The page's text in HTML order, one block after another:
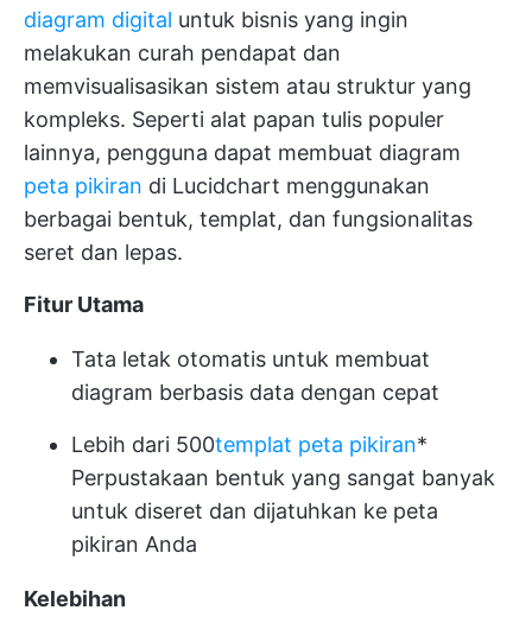
diagram digital untuk bisnis yang ingin
melakukan curah pendapat dan
memvisualisasikan sistem atau struktur yang
kompleks. Seperti alat papan tulis populer
lainnya, pengguna dapat membuat diagram
peta pikiran di Lucidchart menggunakan
berbagai bentuk, templat, dan fungsionalitas
seret dan lepas.
Fitur Utama
Tata letak otomatis untuk membuat
diagram berbasis data dengan cepat
Lebih dari 500templat peta pikiran*
Perpustakaan bentuk yang sangat banyak
untuk diseret dan dijatuhkan ke peta
pikiran Anda
Kelebihan